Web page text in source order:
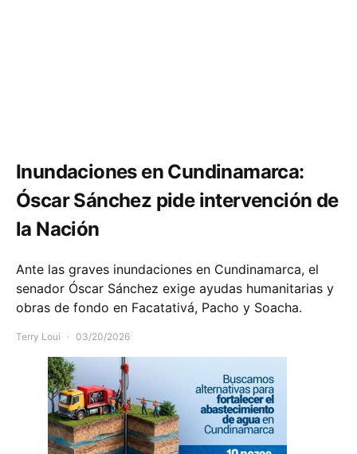
Inundaciones en Cundinamarca:
Óscar Sánchez pide intervención de
la Nación
Ante las graves inundaciones en Cundinamarca, el
senador Óscar Sánchez exige ayudas humanitarias y
obras de fondo en Facatativá, Pacho y Soacha.
Terry Loui 03/20/2026